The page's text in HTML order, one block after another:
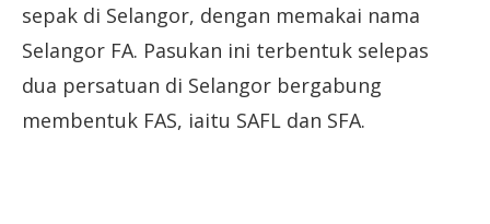
sepak di Selangor, dengan memakai nama
Selangor FA. Pasukan ini terbentuk selepas
dua persatuan di Selangor bergabung
membentuk FAS, iaitu SAFL dan SFA.